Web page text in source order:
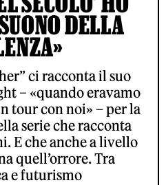
DELLA
ci racconta il suo
– «quando eravamo
tour con noi» – per la
serie che racconta
E che anche a livello
quell’orrore. Tra
e futurismo